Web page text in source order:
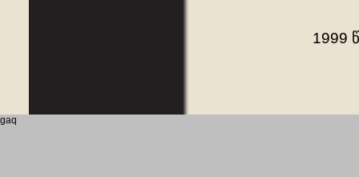
1999
gaq